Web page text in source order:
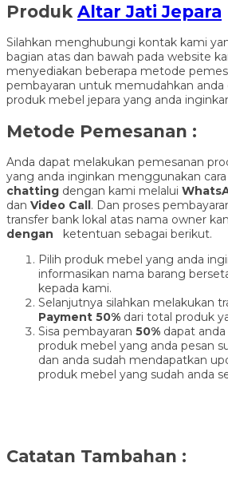
Produk Altar Jati Jepara
Silahkan menghubungi kontak kami
bagian atas dan bawah pada website
menyediakan beberapa metode
pembayaran untuk memudahkan
produk mebel jepara yang anda
Metode Pemesanan :
Anda dapat melakukan pemesanan
yang anda inginkan menggunakan cara
chatting dengan kami melalui
dan Video Call. Dan proses
transfer bank lokal atas nama owner
dengan ketentuan sebagai berikut.
Pilih produk mebel yang anda
informasikan nama barang
kepada kami.
Selanjutnya silahkan melakukan
Payment 50% dari total produk
Sisa pembayaran 50% dapat
produk mebel yang anda pesan
dan anda sudah mendapatkan
produk mebel yang sudah anda
Catatan Tambahan :